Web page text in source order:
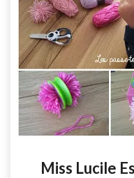
Miss Lucile